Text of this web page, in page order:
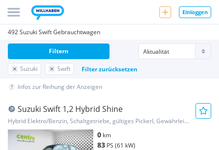
Einloggen
492 Suzuki Swift Gebrauchtwagen
Suzuki Swift Filter zurücksetzen
Filtern
Infos zur Reihung der Anzeigen
Suzuki Swift 1,2 Hybrid Shine
Hybrid Elektro/Benzin, Schaltgetriebe, gültiges Pickerl, Gewährleistung
0 km
83 PS (61 kW)